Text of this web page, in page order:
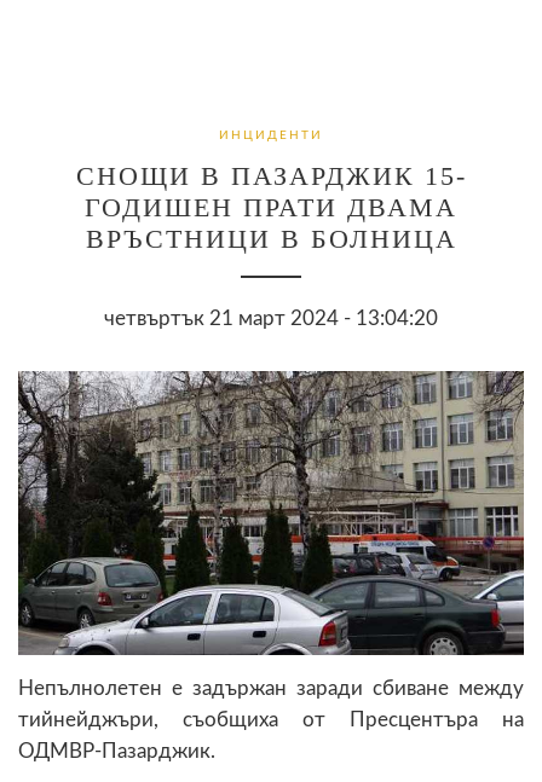
ИНЦИДЕНТИ
СНОЩИ В ПАЗАРДЖИК 15-
ГОДИШЕН ПРАТИ ДВАМА
ВРЪСТНИЦИ В БОЛНИЦА
четвъртък 21 март 2024 - 13:04:20
Непълнолетен е задържан заради сбиване между
тийнейджъри, съобщиха от Пресцентъра на
ОДМВР-Пазарджик.